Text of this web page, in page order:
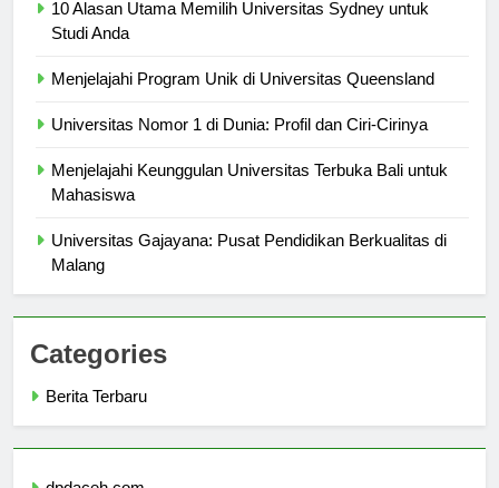
10 Alasan Utama Memilih Universitas Sydney untuk
Menjelajahi Keunggulan Universitas Terbuka Bali untuk
Universitas Gajayana: Pusat Pendidikan Berkualitas di
Categories